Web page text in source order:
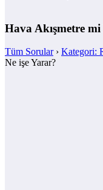
Hava Akışmetre
Tüm Sorular› Kategori:
Ne işe Yarar?